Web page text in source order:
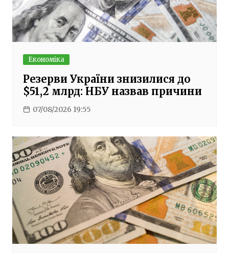
Економіка
Резерви України знизилися до
$51,2 млрд: НБУ назвав причини
07/08/2026 19:55